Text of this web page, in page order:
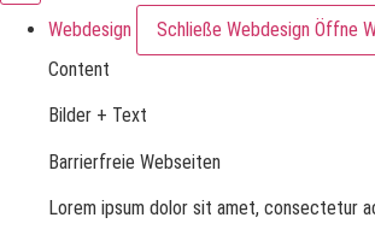
Webdesign Schließe Webdesign Öffne
Content
Bilder + Text
Barrierfreie Webseiten
Lorem ipsum dolor sit amet, consectetur